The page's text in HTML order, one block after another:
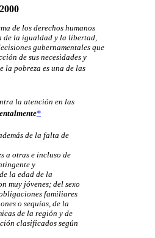
de los derechos humanos
de la igualdad y la libertad,
gubernamentales que
de sus necesidades y
la pobreza es una de las
la atención en las
*
de la falta de
a otras e incluso de
y
la edad de la
muy jóvenes; del sexo
familiares
o sequías, de la
de la región y de
clasificados según